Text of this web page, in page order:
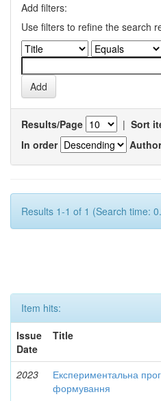
Add filters:
Use filters to refine the search
Results/Page | Sort
In order
Results 1-1 of 1 (Search time:
Item hits:
Issue
Date
Title
2023
Експериментальна
формування